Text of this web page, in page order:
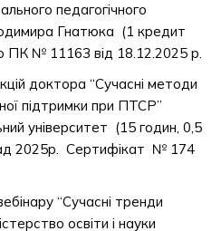
педагогічного
Гнатюка (1 кредит
ПК № 11163 від 18.12.2025 р.
доктора “Cучасні методи
підтримки при ПТСР”
університет (15 годин, 0,5
2025р. Сертифікат № 174
“Сучасні тренди
освіти і науки